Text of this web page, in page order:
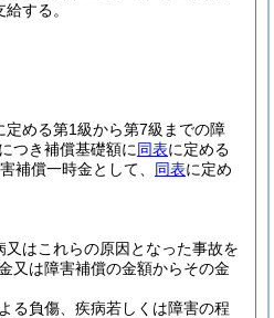
する。
定める第1級から第7級までの障
つき補償基礎額に同表に定める
補償一時金として、 同表に定め
はこれらの原因となった事故を
又は障害補償の金額からその金
る負傷、疾病若しくは障害の程